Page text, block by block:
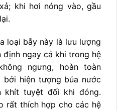
khi hơi nóng vào, gầu
loại bẫy này là lưu lượng
định ngay cả khi trong hệ
ngưng, hoàn toàn
bởi hiện tượng búa nước
khít tuyệt đối khi đóng.
rất thích hợp cho các hệ